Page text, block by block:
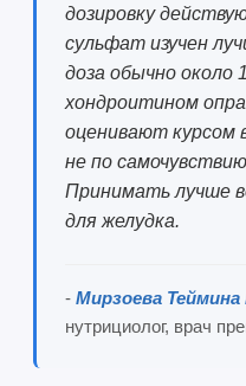
дозировку
сульфат изучен
доза обычно около
хондроитином
оценивают курсом
не по
Принимать лучше
для желудка.
- Мирзоева Теймина
нутрициолог, врач